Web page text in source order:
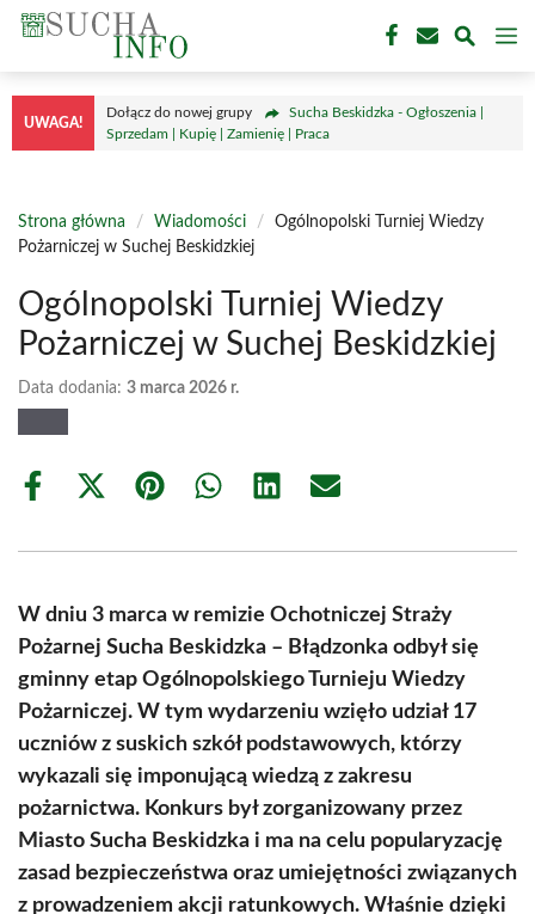
Przejdź
treści
UWAGA!
Dołącz do nowej grupy
Sucha Beskidzka - Ogłoszenia |
Sprzedam | Kupię | Zamienię | Praca
Strona główna / Wiadomości /
Ogólnopolski Turniej Wiedzy
Pożarniczej w Suchej Beskidzkiej
Ogólnopolski Turniej Wiedzy
Pożarniczej w Suchej Beskidzkiej
Data dodania: 3 marca 2026 r.
Share
Share
(Twitter)
Share Share Share Share
W dniu 3 marca w remizie Ochotniczej Straży
Pożarnej Sucha Beskidzka – Błądzonka odbył się
gminny etap Ogólnopolskiego Turnieju Wiedzy
Pożarniczej. W tym wydarzeniu wzięło udział 17
uczniów z suskich szkół podstawowych, którzy
wykazali się imponującą wiedzą z zakresu
pożarnictwa. Konkurs był zorganizowany przez
Miasto Sucha Beskidzka i ma na celu popularyzację
zasad bezpieczeństwa oraz umiejętności związanych
z prowadzeniem akcji ratunkowych. Właśnie dzięki